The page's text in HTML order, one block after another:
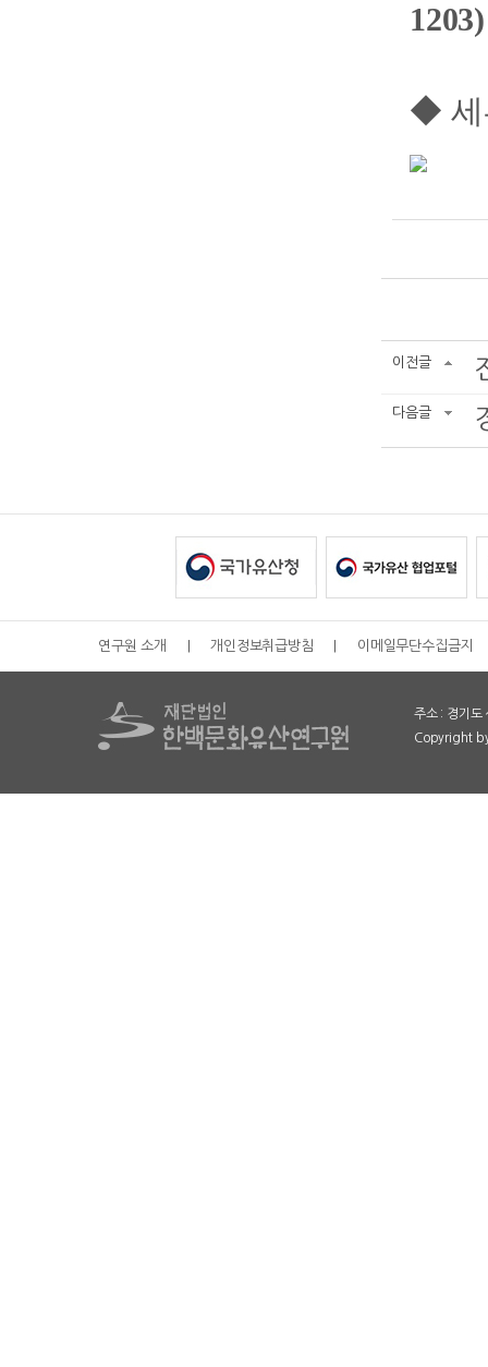
1203)
◆ 세
이전글
다음글
연구원 소개 개인정보취급방침 이메일무단수집금지
주소 : 경기
Copyright